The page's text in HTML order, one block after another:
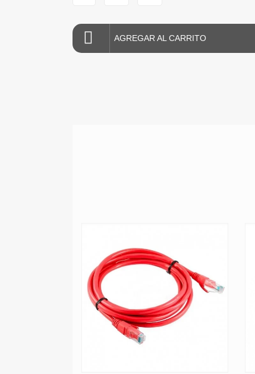
AGREGAR AL CARRITO